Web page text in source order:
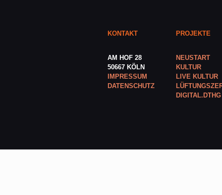
KONTAKT
AM HOF 28
50667 KÖLN
IMPRESSUM
DATENSCHUTZ
PROJEKTE
NEUSTART
KULTUR
LIVE KULTUR
DIGITAL.DTHG